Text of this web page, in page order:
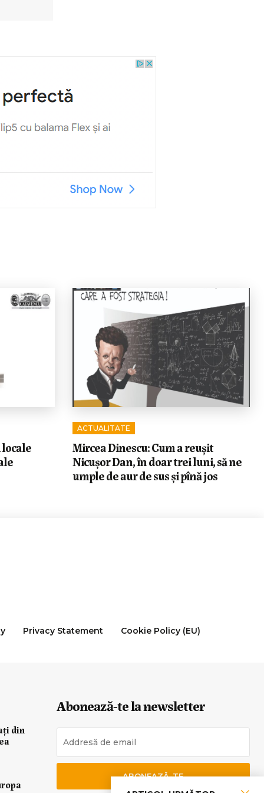
ACTUALITATE
Mircea Dinescu: Cum a reușit
Nicușor Dan, în doar trei luni, să ne
umple de aur de sus și pînă jos
Privacy Statement
Cookie Policy (EU)
din
Abonează-te la newsletter
ABONEAZĂ-TE